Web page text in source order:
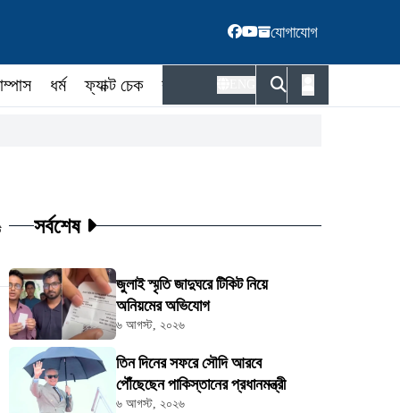
যোগাযোগ
ধর্ম ফ্যাক্ট চেক কর্মকর্তা
সর্বশেষ
জুলাই স্মৃতি জাদুঘরে টিকিট নিয়ে
অনিয়মের অভিযোগ
৬ আগস্ট, ২০২৬
তিন দিনের সফরে সৌদি আরবে
পৌঁছেছেন পাকিস্তানের প্রধানমন্ত্রী
৬ আগস্ট, ২০২৬